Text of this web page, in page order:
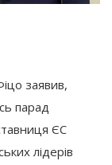
заявив,
парад
ЄС
лідерів